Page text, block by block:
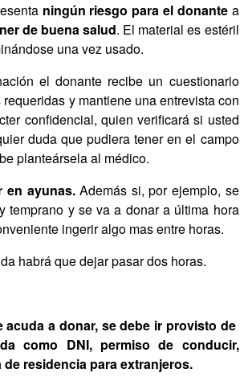
ningún riesgo para el donantea
de buena salud. El material es estéril
una vez usado.
el donante recibe un cuestionario
y mantiene una entrevista con
confidencial, quien verificará si usted
duda que pudiera tener en el campo
planteársela al médico.
en ayunas.Además si, por ejemplo, se
temprano y se va a donar a última hora
ingerir algo mas entre horas.
habrá que dejar pasar dos horas.
a donar, se debe ir provisto de
como DNI, permiso de conducir,
residencia para extranjeros.